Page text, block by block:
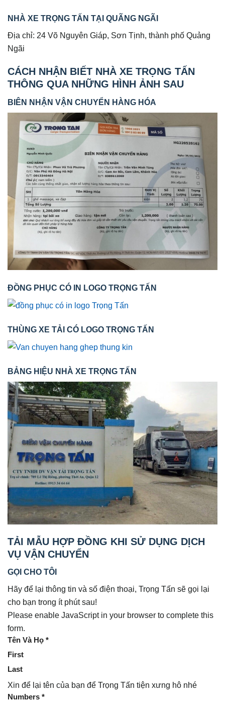
NHÀ XE TRỌNG TẤN TẠI QUÃNG NGÃI
Địa chỉ: 24 Võ Nguyên Giáp, Sơn Tịnh, thành phố Quảng
Ngãi
CÁCH NHẬN BIẾT NHÀ XE TRỌNG TẤN
THÔNG QUA NHỮNG HÌNH ẢNH SAU
BIÊN NHẬN VẬN CHUYỂN HÀNG HÓA
ĐỒNG PHỤC CÓ IN LOGO TRỌNG TẤN
THÙNG XE TẢI CÓ LOGO TRỌNG TẤN
BẢNG HIỆU NHÀ XE TRỌNG TẤN
TẢI MẪU HỢP ĐỒNG KHI SỬ DỤNG DỊCH
VỤ VẬN CHUYỂN
GỌI CHO TÔI
Hãy để lại thông tin và số điện thoại, Trọng Tấn sẽ gọi lại
cho bạn trong ít phút sau!
Please enable JavaScript in your browser to complete this
form.
Tên Và Họ *
First
Last
Xin để lại tên của bạn để Trọng Tấn tiện xưng hô nhé
Numbers *